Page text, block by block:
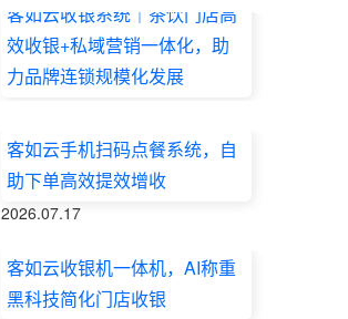
客如云收银系统｜茶饮门店高
效收银+私域营销一体化，助
力品牌连锁规模化发展
客如云手机扫码点餐系统，自
助下单高效提效增收
2026.07.17
客如云收银机一体机，AI称重
黑科技简化门店收银